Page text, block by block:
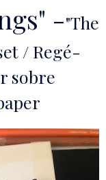
-"The
/ Regé-
sobre